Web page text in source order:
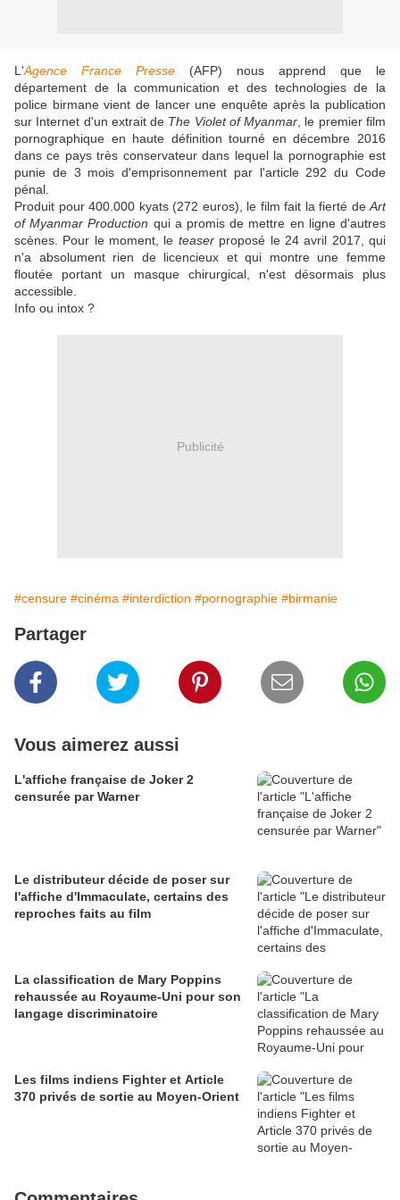
L'Agence France Presse (AFP) nous apprend que le
département de la communication et des technologies de la
police birmane vient de lancer une enquête après la publication
sur Internet d'un extrait de The Violet of Myanmar , le premier film
pornographique en haute définition tourné en décembre 2016
dans ce pays très conservateur dans lequel la pornographie est
punie de 3 mois d'emprisonnement par l'article 292 du Code
pénal.
Produit pour 400.000 kyats (272 euros), le film fait la fierté de Art
of Myanmar Production qui a promis de mettre en ligne d'autres
scènes. Pour le moment, le teaser proposé le 24 avril 2017, qui
n'a absolument rien de licencieux et qui montre une femme
floutée portant un masque chirurgical, n'est désormais plus
accessible.
Info ou intox ?
Publicité
#censure #cinéma #interdiction #pornographie #birmanie
Partager
Vous aimerez aussi
L'affiche française de Joker 2
censurée par Warner
Le distributeur décide de poser sur
l'affiche d'Immaculate, certains des
reproches faits au film
La classification de Mary Poppins
rehaussée au Royaume-Uni pour son
langage discriminatoire
Les films indiens Fighter et Article
370 privés de sortie au Moyen-Orient